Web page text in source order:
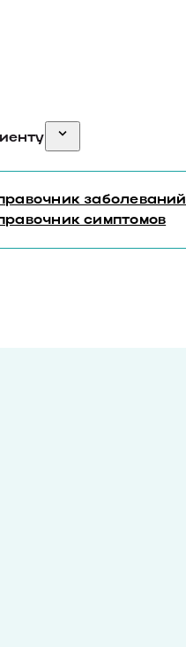
заболеваний
симптомов